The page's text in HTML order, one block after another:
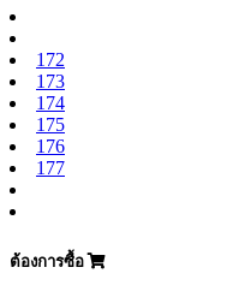
172
173
174
175
176
177
ต้องการซื้อ